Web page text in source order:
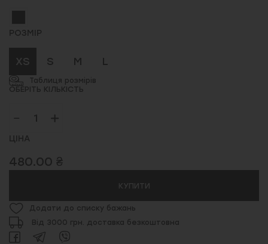
РОЗМІР
XS S M L
Таблиця розмірів
ОБЕРІТЬ КІЛЬКІСТЬ
ЦІНА
480.00 ₴
КУПИТИ
Додати до списку бажань
Від 3000 грн. доставка безкоштовна